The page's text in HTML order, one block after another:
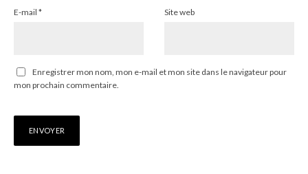
E-mail * Site web
Enregistrer mon nom, mon e-mail et mon site dans le navigateur pour
mon prochain commentaire.